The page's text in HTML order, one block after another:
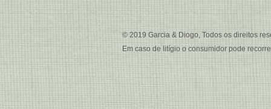
© 2019 Garcia & Diogo, Todos os direitos
Em caso de litígio o consumidor pode